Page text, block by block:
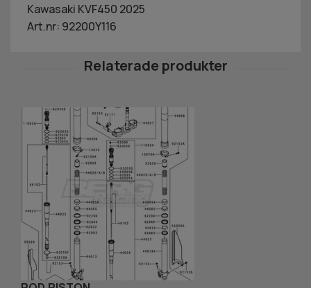
Kawasaki KVF450 2025
Art.nr: 92200Y116